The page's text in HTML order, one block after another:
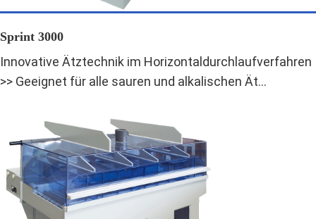
Sprint 3000
Innovative Ätztechnik im Horizontaldurchlaufverfahren
>> Geeignet für alle sauren und alkalischen Ät...